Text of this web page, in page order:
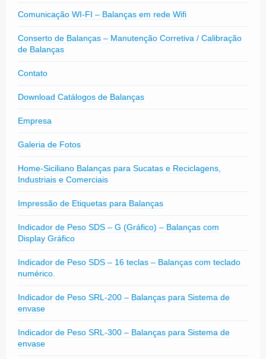
Comunicação WI-FI – Balanças em rede Wifi
Conserto de Balanças – Manutenção Corretiva / Calibração
de Balanças
Contato
Download Catálogos de Balanças
Empresa
Galeria de Fotos
Home-Siciliano Balanças para Sucatas e Reciclagens,
Industriais e Comerciais
Impressão de Etiquetas para Balanças
Indicador de Peso SDS – G (Gráfico) – Balanças com
Display Gráfico
Indicador de Peso SDS – 16 teclas – Balanças com teclado
numérico.
Indicador de Peso SRL-200 – Balanças para Sistema de
envase
Indicador de Peso SRL-300 – Balanças para Sistema de
envase